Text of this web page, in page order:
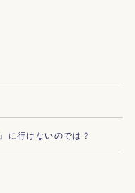
に行けないのでは？